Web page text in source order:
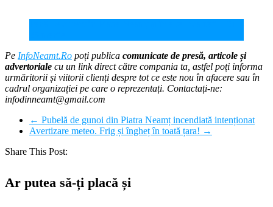
Pe InfoNeamt.Ro poți publica comunicate de presă, articole și
advertoriale cu un link direct către compania ta, astfel poți informa
urmăritorii și viitorii clienți despre tot ce este nou în afacere sau în
cadrul organizației pe care o reprezentați. Contactați-ne:
infodinneamt@gmail.com
← Pubelă de gunoi din Piatra Neamț incendiată intenționat
Avertizare meteo. Frig și îngheț în toată țara! →
Share This Post:
Ar putea să-ți placă și